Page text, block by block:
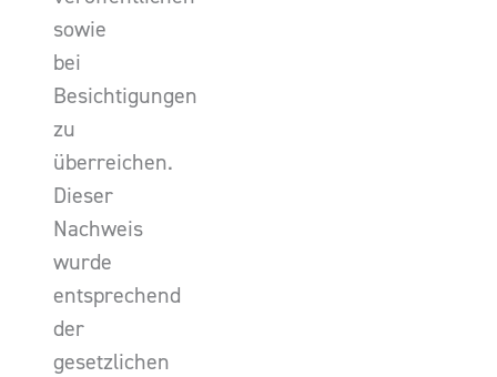
sowie
bei
Besichtigungen
zu
überreichen.
Dieser
Nachweis
wurde
entsprechend
der
gesetzlichen